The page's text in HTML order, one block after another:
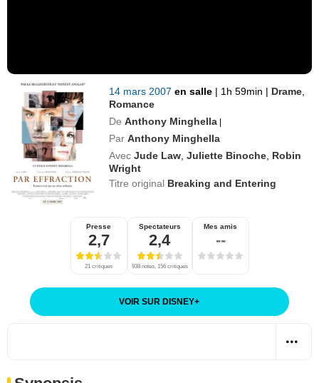
14 mars 2007en salle | 1h 59min | Drame
Romance
De Anthony Minghella |
Par Anthony Minghella
Avec Jude Law ,Juliette Binoche Robin
Wright
Titre original Breaking and Entering
Presse
2,7
21 critiques
Spectateurs
2,4
938 notes, 156 critiques
Mes amis
--
VOIR SUR DISNEY+